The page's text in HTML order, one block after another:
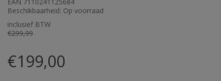
Beschikbaarheid: Op voorraad
inclusief BTW
€299,99
€199,00